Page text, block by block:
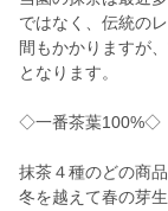
ではなく、伝統の
間もかかりますが
となります。
◇一番茶葉100%◇
抹茶４種のどの商
冬を越えて春の芽